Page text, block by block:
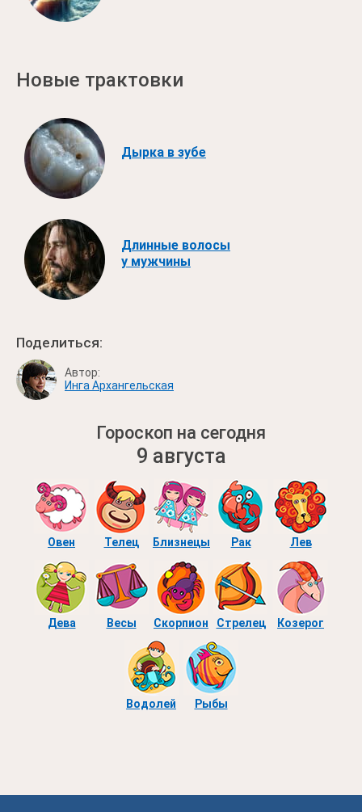
Новые трактовки
Дырка в зубе
Длинные волосы
у мужчины
Поделиться:
Автор:
Инга Архангельская
Гороскоп на сегодня
9 августа
Овен Телец Близнецы Рак Лев
Дева Весы Скорпион Стрелец Козерог
Водолей Рыбы